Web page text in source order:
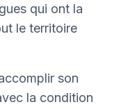
qui ont la
le territoire
son
la condition